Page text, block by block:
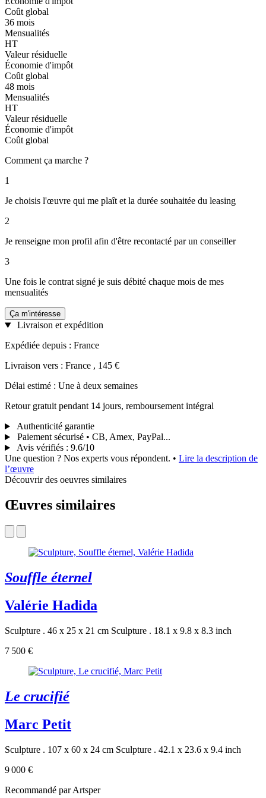
Coût global
36 mois
Mensualités
HT
Valeur résiduelle
Économie d'impôt
Coût global
48 mois
Mensualités
HT
Valeur résiduelle
Économie d'impôt
Coût global
Comment ça marche ?
1
Je choisis l'œuvre qui me plaît et la durée souhaitée du leasing
2
Je renseigne mon profil afin d'être recontacté par un conseiller
3
Une fois le contrat signé je suis débité chaque mois de mes
mensualités
Ça m'intéresse
Livraison et expédition
Expédiée depuis : France
Livraison vers : France , 145 €
Délai estimé : Une à deux semaines
Retour gratuit pendant 14 jours, remboursement intégral
Authenticité garantie
Paiement sécurisé • CB, Amex, PayPal...
Avis vérifiés : 9.6/10
Une question ? Nos experts vous répondent. • Lire la description de
l’œuvre
Découvrir des oeuvres similaires
Œuvres similaires
Souffle éternel
Valérie Hadida
Sculpture . 46 x 25 x 21 cm Sculpture . 18.1 x 9.8 x 8.3 inch
7 500 €
Le crucifié
Marc Petit
Sculpture . 107 x 60 x 24 cm Sculpture . 42.1 x 23.6 x 9.4 inch
9 000 €
Recommandé par Artsper